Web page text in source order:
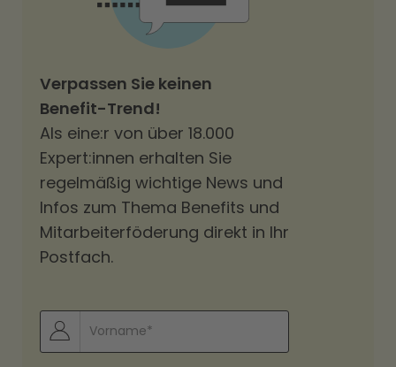
Verpassen Sie keinen
Benefit-Trend!
Als eine:r von über 18.000
Expert:innen erhalten Sie
regelmäßig wichtige News und
Infos zum Thema Benefits und
Mitarbeiterföderung direkt in Ihr
Postfach.